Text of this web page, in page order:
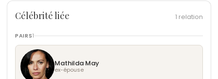
Célébrité liée 1 relation
PAIRS1
Mathilda May
ex-épouse